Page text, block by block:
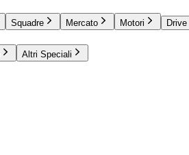
Squadre Mercato Motori
Altri Speciali